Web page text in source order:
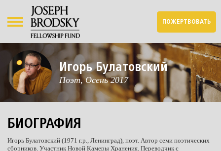
ПОЖЕРТВОВАТЬ
Игорь Булатовский
Поэт, Осень 2017
БИОГРАФИЯ
Игорь Булатовский (1971 г.р., Ленинград), поэт. Автор семи поэтических
сборников. Участник Новой Камеры Хранения. Переводчик с